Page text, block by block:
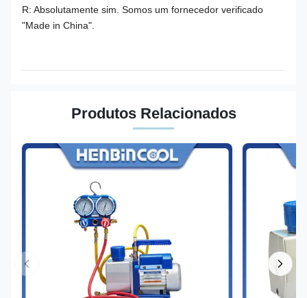
R: Absolutamente sim. Somos um fornecedor verificado
"Made in China".
Produtos Relacionados